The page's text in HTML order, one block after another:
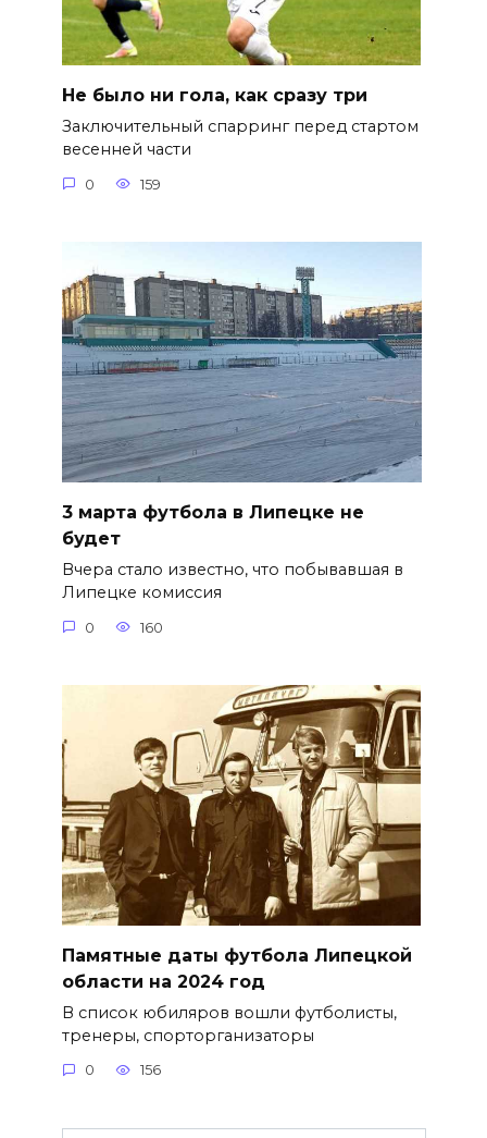
Не было ни гола, как сразу три
Заключительный спарринг перед стартом
весенней части
0 159
3 марта футбола в Липецке не
будет
Вчера стало известно, что побывавшая в
Липецке комиссия
0 160
Памятные даты футбола Липецкой
области на 2024 год
В список юбиляров вошли футболисты,
тренеры, спорторганизаторы
0 156